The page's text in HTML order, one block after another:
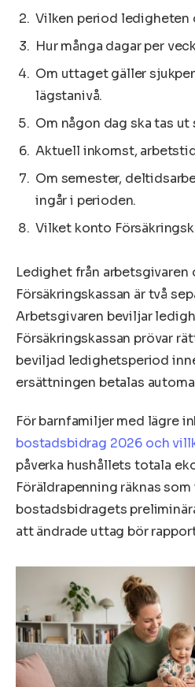
Vilken period ledigheten
Hur många dagar per
Om uttaget gäller
lägstanivå.
Om någon dag ska tas
Aktuell inkomst,
Om semester,
ingår i perioden.
Vilket konto
Ledighet från arbetsgivaren
Försäkringskassan är två
Arbetsgivaren beviljar
Försäkringskassan prövar
beviljad ledighetsperiod
ersättningen betalas
För barnfamiljer med lägre
bostadsbidrag 2026 och
påverka hushållets totala
Föräldrapenning räknas
bostadsbidragets
att ändrade uttag bör